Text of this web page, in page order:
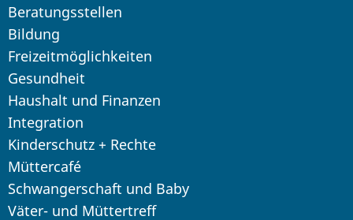
Beratungsstellen
Bildung
Freizeitmöglichkeiten
Gesundheit
Haushalt und Finanzen
Integration
Kinderschutz + Rechte
Müttercafé
Schwangerschaft und Baby
Väter- und Müttertreff